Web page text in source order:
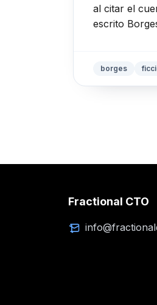
al citar el
escrito
borges
Fractional CTO